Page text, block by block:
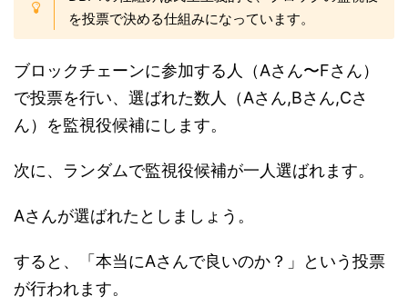
を投票で決める仕組みになっています。
ブロックチェーンに参加する人（Aさん〜Fさん）
で投票を行い、選ばれた数人（Aさん,Bさん,Cさ
ん）を監視役候補にします。
次に、ランダムで監視役候補が一人選ばれます。
Aさんが選ばれたとしましょう。
すると、「本当にAさんで良いのか？」という投票
が行われます。